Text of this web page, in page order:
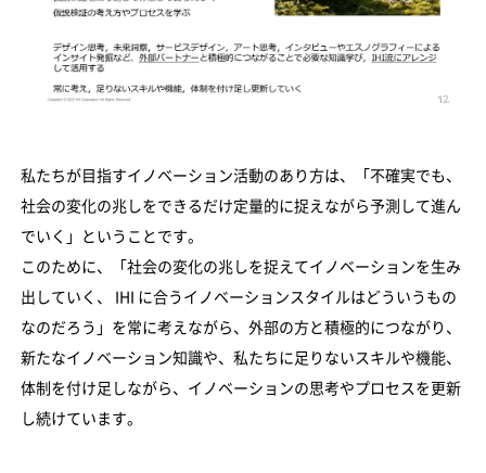
私たちが目指すイノベーション活動のあり方は、「不確実でも、
社会の変化の兆しをできるだけ定量的に捉えながら予測して進ん
でいく」ということです。
このために、「社会の変化の兆しを捉えてイノベーションを生み
出していく、 IHI に合うイノベーションスタイルはどういうもの
なのだろう」を常に考えながら、外部の方と積極的につながり、
新たなイノベーション知識や、私たちに足りないスキルや機能、
体制を付け足しながら、イノベーションの思考やプロセスを更新
し続けています。